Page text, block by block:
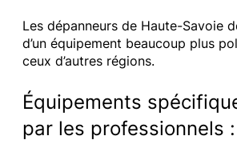
Les dépanneurs de Haute-Savoie
d’un équipement beaucoup plus
ceux d’autres régions.
Équipements
par les professionnels :